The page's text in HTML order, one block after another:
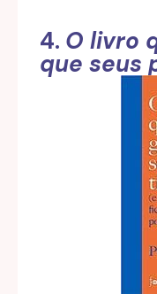
4. O livro
que seus